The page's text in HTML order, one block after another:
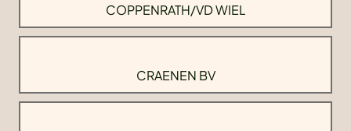
COPPENRATH/VD WIEL
CRAENEN BV